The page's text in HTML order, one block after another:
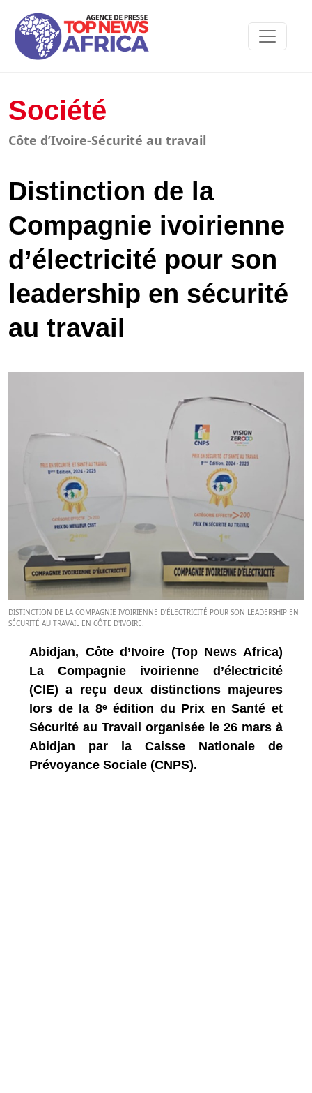
Société
Côte d’Ivoire-Sécurité au travail
Distinction de la
Compagnie ivoirienne
d’électricité pour son
leadership en sécurité
au travail
DISTINCTION DE LA COMPAGNIE IVOIRIENNE D’ÉLECTRICITÉ POUR SON LEADERSHIP EN
SÉCURITÉ AU TRAVAIL EN CÔTE D'IVOIRE.
Abidjan, Côte d’Ivoire (Top News Africa)
La Compagnie ivoirienne d’électricité
(CIE) a reçu deux distinctions majeures
lors de la 8ᵉ édition du Prix en Santé et
Sécurité au Travail organisée le 26 mars à
Abidjan par la Caisse Nationale de
Prévoyance Sociale (CNPS).